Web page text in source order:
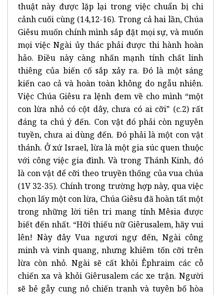
thuật này được lặp lại trong việc chuẩn bị chi
cảnh cuối cùng (14,12-16). Trong cả hai lần, Chúa
Giêsu muốn chính mình sắp đặt mọi sự, và muốn
mọi việc Ngài ủy thác phải được thi hành hoàn
hảo. Điều này càng nhấn mạnh tính chất linh
thiêng của biến cố sắp xảy ra. Đó là một sáng
kiến cao cả và hoàn toàn không do ngẫu nhiên.
Việc Chúa Giêsu ra lệnh đem về cho mình “một
con lừa nhỏ có cột dây, chưa có ai cỡi” (c.2) rất
đáng ta chú ý đến. Con vật đó phải còn nguyên
tuyền, chưa ai dùng đến. Đó phải là một con vật
thánh. Ở xứ Israel, lừa là một gia súc quen thuộc
với công việc gia đình. Và trong Thánh Kinh, đó
là con vật để cỡi theo truyền thống của vua chúa
(1V 32-35). Chính trong trường hợp này, qua việc
chọn lấy một con lừa, Chúa Giêsu đã hoàn tất một
trong những lời tiên tri mang tính Mêsia được
biết đến nhất. “Hỡi thiếu nữ Giêrusalem, hãy vui
lên! Này đây Vua ngươi ngự đến, Ngài công
minh và vinh quang, nhưng khiêm tốn cỡi trên
lừa còn nhỏ. Ngài sẽ cất khỏi Êphraim các cỗ
chiến xa và khỏi Giêrusalem các xe trận. Người
sẽ bẻ gẫy cung nỏ chiến tranh và tuyên bố hòa